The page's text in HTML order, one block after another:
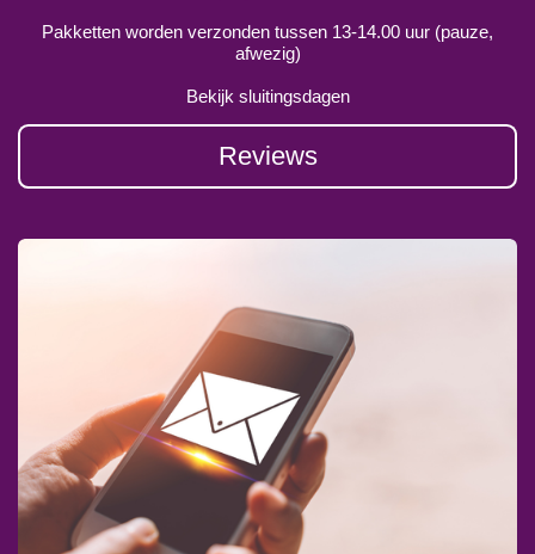
Pakketten worden verzonden tussen 13-14.00 uur (pauze,
afwezig)
Bekijk sluitingsdagen
Reviews